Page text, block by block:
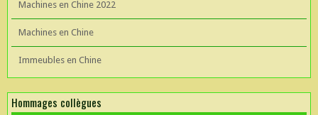
Machines en Chine 2022
Machines en Chine
Immeubles en Chine
Hommages collègues